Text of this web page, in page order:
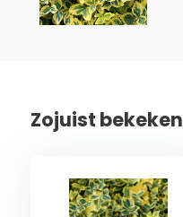
Zojuist bekeken